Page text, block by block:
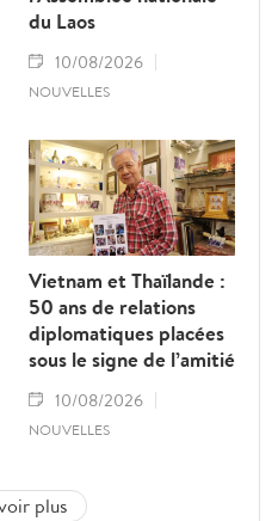
du Laos
10/08/2026
NOUVELLES
Vietnam et Thaïlande :
50 ans de relations
diplomatiques placées
sous le signe de l’amitié
10/08/2026
NOUVELLES
plus